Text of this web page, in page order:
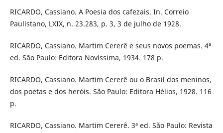
RICARDO, Cassiano. A Poesia dos cafezais. In. Correio
Paulistano, LXIX, n. 23.283, p. 3, 3 de julho de 1928.
RICARDO, Cassiano. Martim Cererê e seus novos poemas. 4ª
ed. São Paulo: Editora Novíssima, 1934. 178 p.
RICARDO, Cassiano. Martim Cererê ou o Brasil dos meninos,
dos poetas e dos heróis. São Paulo: Editora Hélios, 1928. 116
p.
RICARDO, Cassiano. Martim Cererê. 3ª ed. São Paulo: Revista